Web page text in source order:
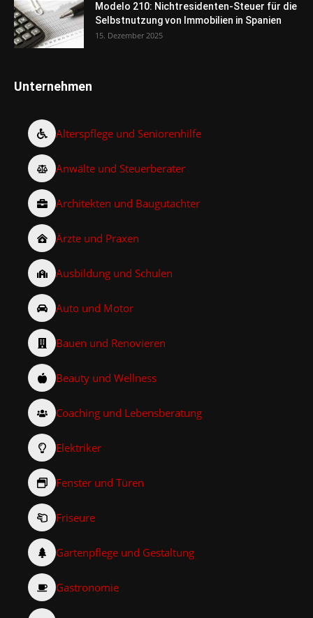
Modelo 210: Nichtresidenten-Steuer für die
Selbstnutzung von Immobilien in Spanien
15. Dezember 2025
Unternehmen
Alterspflege und Seniorenhilfe
Anwälte und Steuerberater
Architekten und Baugutachter
Ärzte und Praxen
Ausbildung und Schulen
Auto und Motor
Bauen und Renovieren
Beauty und Wellness
Coaching und Lebensberatung
Elektriker
Fenster und Türen
Friseure
Gartenpflege und Gestaltung
Gastronomie